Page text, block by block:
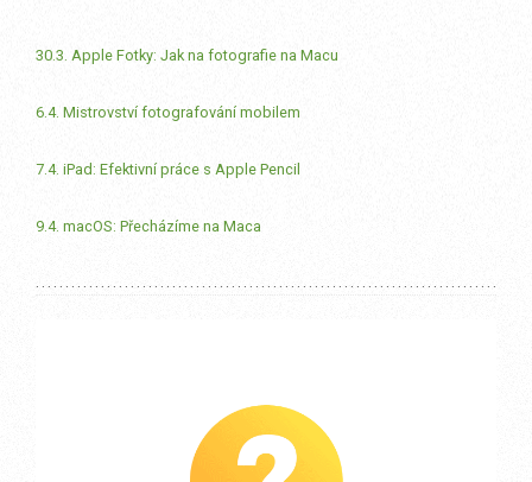
30.3. Apple Fotky: Jak na fotografie na Macu
6.4. Mistrovství fotografování mobilem
7.4. iPad: Efektivní práce s Apple Pencil
9.4. macOS: Přecházíme na Maca